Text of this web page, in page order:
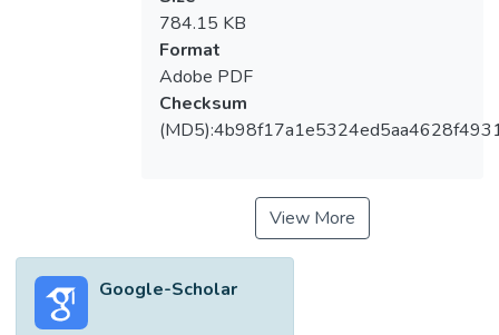
y producción de la multimedia, con ello se
realizó la evaluación inicial “prueba piloto”
por medio de una encuesta realizada según
la escala de Likert en primera instancia, con
el análisis de los resultados que arrojo la
784.15 KB
Format
Adobe PDF
Checksum
View More
Google-Scholar